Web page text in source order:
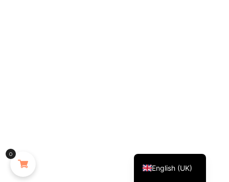
0
English (UK)